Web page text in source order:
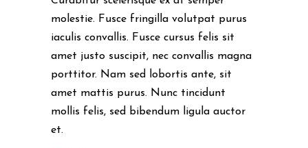
molestie. Fusce fringilla volutpat purus
iaculis convallis. Fusce cursus felis sit
amet justo suscipit, nec convallis magna
porttitor. Nam sed lobortis ante, sit
amet mattis purus. Nunc tincidunt
mollis felis, sed bibendum ligula auctor
et.